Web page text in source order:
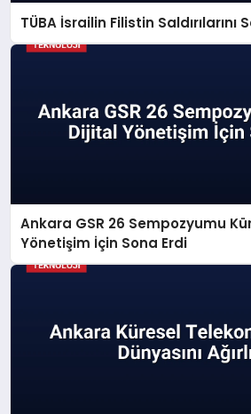
TÜBA İsrailin Filistin Saldırılarını
Ankara GSR 26 Sempozyumu
Yönetişim İçin Sona Erdi